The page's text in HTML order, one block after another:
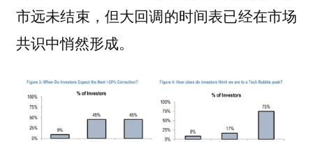
市远未结束，但大回调的时间表已经在市场
共识中悄然形成。